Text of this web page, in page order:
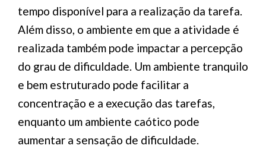
tempo disponível para a realização da tarefa.
Além disso, o ambiente em que a atividade é
realizada também pode impactar a percepção
do grau de dificuldade. Um ambiente tranquilo
e bem estruturado pode facilitar a
concentração e a execução das tarefas,
enquanto um ambiente caótico pode
aumentar a sensação de dificuldade.